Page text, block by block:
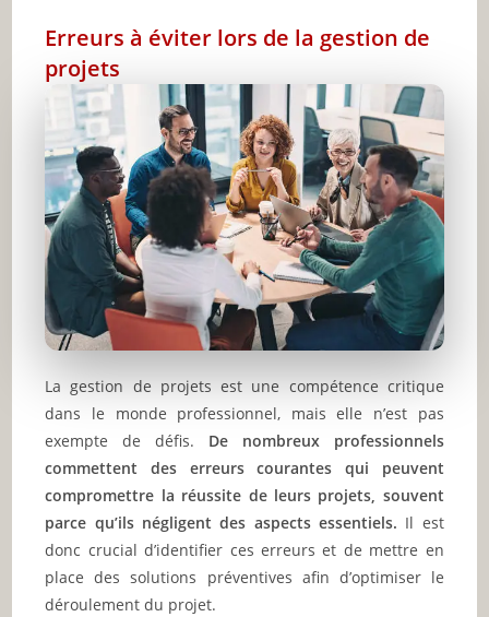
Erreurs à éviter lors de la gestion de
projets
La gestion de projets est une compétence critique
dans le monde professionnel, mais elle n’est pas
exempte de défis. De nombreux professionnels
commettent des erreurs courantes qui peuvent
compromettre la réussite de leurs projets, souvent
parce qu’ils négligent des aspects essentiels. Il est
donc crucial d’identifier ces erreurs et de mettre en
place des solutions préventives afin d’optimiser le
déroulement du projet.